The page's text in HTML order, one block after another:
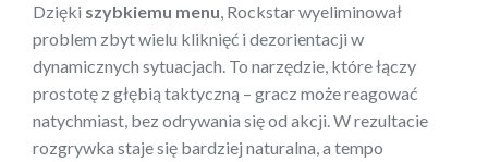
Dzięki szybkiemu menu , Rockstar wyeliminował
problem zbyt wielu kliknięć i dezorientacji w
dynamicznych sytuacjach. To narzędzie, które łączy
prostotę z głębią taktyczną – gracz może reagować
natychmiast, bez odrywania się od akcji. W rezultacie
rozgrywka staje się bardziej naturalna, a tempo